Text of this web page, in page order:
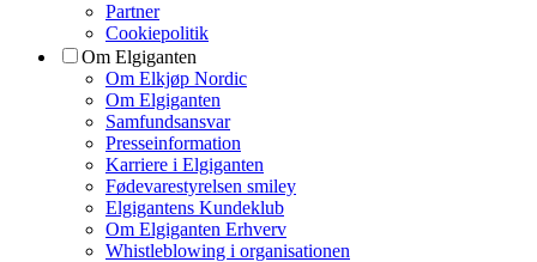
Partner
Cookiepolitik
Om Elgiganten
Om Elkjøp Nordic
Om Elgiganten
Samfundsansvar
Presseinformation
Karriere i Elgiganten
Fødevarestyrelsen smiley
Elgigantens Kundeklub
Om Elgiganten Erhverv
Whistleblowing i organisationen